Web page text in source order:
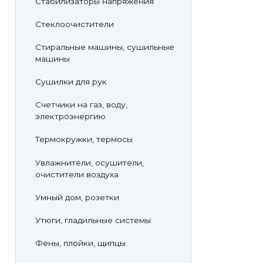
Стеклоочистители
Стиральные машины, сушильные
машины
Сушилки для рук
Счетчики на газ, воду,
электроэнергию
Термокружки, термосы
Увлажнители, осушители,
очистители воздуха
Умный дом, розетки
Утюги, гладильные системы
Фены, плойки, щипцы